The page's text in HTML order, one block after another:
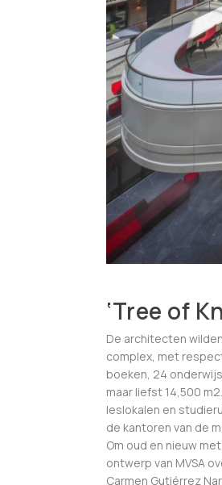
‘Tree of
De architecten
complex, met
boeken, 24
maar liefst 14,500
leslokalen en
de kantoren van de
Om oud en nieuw
ontwerp van MVSA
Carmen Gutiérrez